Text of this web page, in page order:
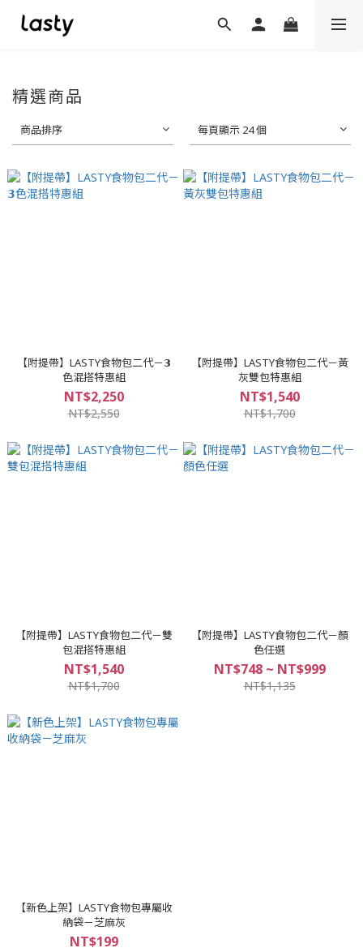
精選商品
商品排序 每頁顯示 24 個
【附提帶】LASTY食物包二代－𝟯
色混搭特惠組
NT$2,250
NT$2,550
【附提帶】LASTY食物包二代－黃
灰雙包特惠組
NT$1,540
NT$1,700
【附提帶】LASTY食物包二代－雙
包混搭特惠組
NT$1,540
NT$1,700
【附提帶】LASTY食物包二代－顏
色任選
NT$748 ~ NT$999
NT$1,135
【新色上架】LASTY食物包專屬收
納袋－芝麻灰
NT$199